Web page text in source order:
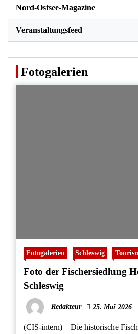
Nord-Ostsee-Magazine
Veranstaltungsfeed
Fotogalerien
Fotogalerien Schleswig
Foto der Fischersiedlung
Schleswig
Redakteur 25. Mai 2026
(CIS-intern) – Die historische